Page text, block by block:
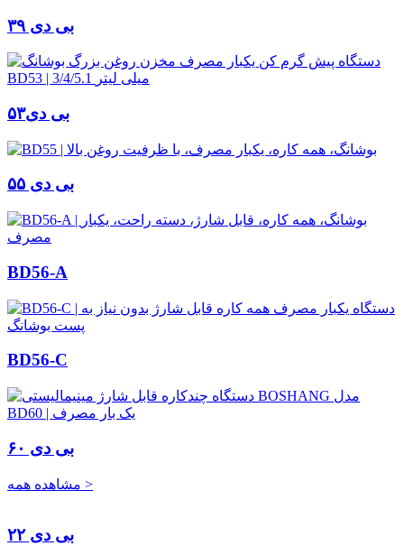
بی دی ۳۹
بی دی۵۳
بی دی ۵۵
BD56-A
BD56-C
بی دی ۶۰
مشاهده همه >
بی دی ۲۲